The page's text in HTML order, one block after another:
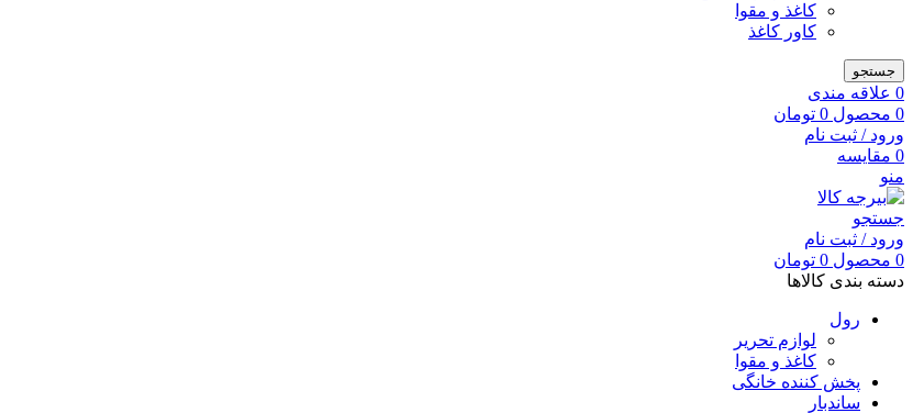
کاغذ و مقوا
کاور کاغذ
جستجو
0 علاقه مندی
0 محصول 0 تومان
ورود / ثبت نام
0 مقایسه
منو
جستجو
ورود / ثبت نام
0 محصول 0 تومان
دسته بندی کالاها
رول
لوازم تحریر
کاغذ و مقوا
پخش کننده خانگی
ساندبار